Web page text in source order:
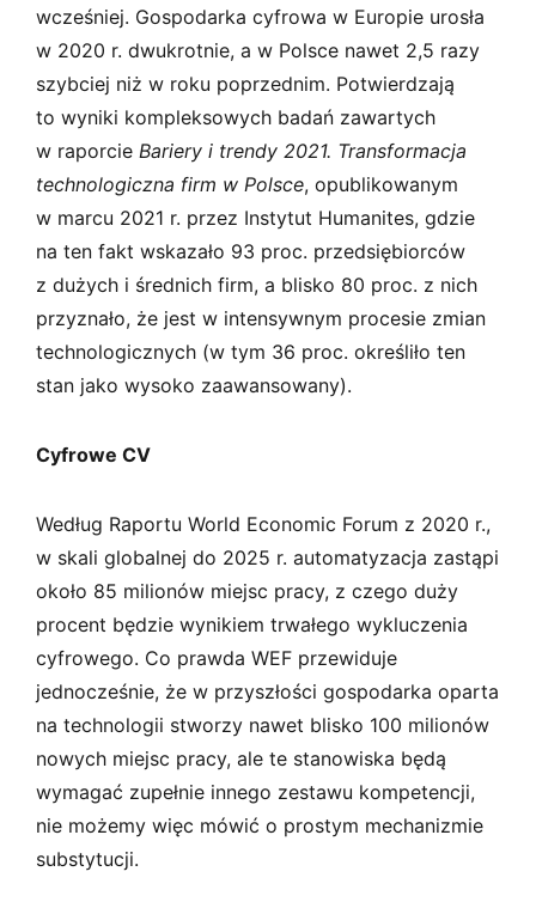
wcześniej. Gospodarka cyfrowa w Europie urosła
w 2020 r. dwukrotnie, a w Polsce nawet 2,5 razy
szybciej niż w roku poprzednim. Potwierdzają
to wyniki kompleksowych badań zawartych
w raporcie Bariery i trendy 2021. Transformacja
technologiczna firm w Polsce, opublikowanym
w marcu 2021 r. przez Instytut Humanites, gdzie
na ten fakt wskazało 93 proc. przedsiębiorców
z dużych i średnich firm, a blisko 80 proc. z nich
przyznało, że jest w intensywnym procesie zmian
technologicznych (w tym 36 proc. określiło ten
stan jako wysoko zaawansowany).
Cyfrowe CV
Według Raportu World Economic Forum z 2020 r.,
w skali globalnej do 2025 r. automatyzacja zastąpi
około 85 milionów miejsc pracy, z czego duży
procent będzie wynikiem trwałego wykluczenia
cyfrowego. Co prawda WEF przewiduje
jednocześnie, że w przyszłości gospodarka oparta
na technologii stworzy nawet blisko 100 milionów
nowych miejsc pracy, ale te stanowiska będą
wymagać zupełnie innego zestawu kompetencji,
nie możemy więc mówić o prostym mechanizmie
substytucji.